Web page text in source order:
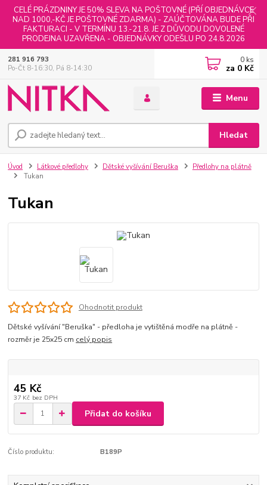
CELÉ PRÁZDNINY JE 50% SLEVA NA POŠTOVNÉ (PŘÍ OBJEDNÁVCE
NAD 1000,-KČ JE POŠTOVNÉ ZDARMA) - ZAÚČTOVÁNA BUDE PŘI
FAKTURACI - V TERMÍNU 13.-21.8. JE Z DŮVODU DOVOLENÉ
PRODEJNA UZAVŘENA - OBJEDNÁVKY ODEŠLU PO 24.8.2026
Menu
Hledat
281 916 793
Po-Čt 8-16:30, Pá 8-14:30
0 ks
za 0 Kč
Úvod Látkové předlohy Dětské vyšívání Beruška
Předlohy na plátně
Tukan
Tukan
Ohodnotit produkt
Dětské vyšívání "Beruška" - předloha je vytištěná modře na plátně -
rozměr je 25x25 cm celý popis
45 Kč
37 Kč bez DPH
Přidat do košíku
Číslo produktu: B189P